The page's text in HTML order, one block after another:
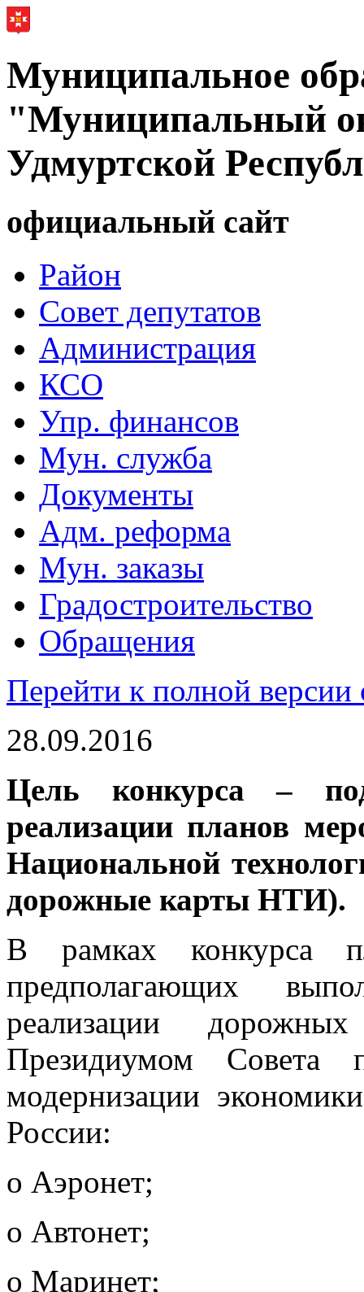
Муниципальное
"Муниципальный
Удмуртской
официальный сайт
Район
Совет депутатов
Администрация
КСО
Упр. финансов
Мун. служба
Документы
Адм. реформа
Мун. заказы
Градостроительство
Обращения
Перейти к полной версии
28.09.2016
Цель конкурса –
реализации планов
Национальной
дорожные карты НТИ).
В рамках конкурса
предполагающих
реализации
Президиумом Совета
модернизации
России:
o Аэронет;
o Автонет;
o Маринет;